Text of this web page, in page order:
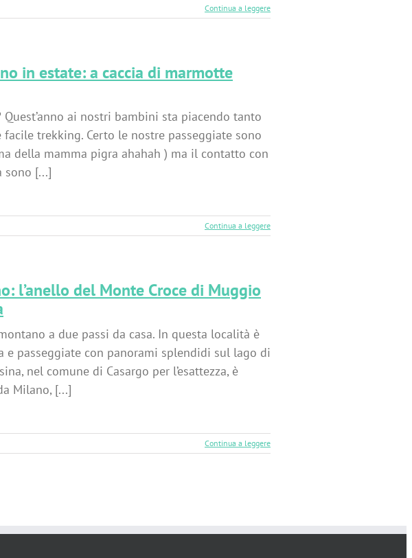
Continua a leggere
in estate: a caccia di marmotte
Quest’anno ai nostri bambini sta piacendo tanto
trekking. Certo le nostre passeggiate sono
della mamma pigra ahahah ) ma il contatto con
sono [...]
Continua a leggere
l’anello del Monte Croce di Muggio
a due passi da casa. In questa località è
passeggiate con panorami splendidi sul lago di
nel comune di Casargo per l’esattezza, è
Milano, [...]
Continua a leggere